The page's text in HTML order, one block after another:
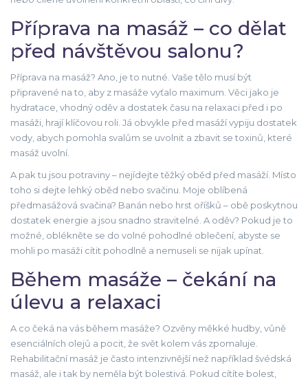
Příprava na masáž – co dělat
před návštěvou salonu?
Příprava na masáž? Ano, je to nutné. Vaše tělo musí být
připravené na to, aby z masáže vyťalo maximum. Věci jako je
hydratace, vhodný oděv a dostatek času na relaxaci před i po
masáži, hrají klíčovou roli. Já obvykle před masáží vypiju dostatek
vody, abych pomohla svalům se uvolnit a zbavit se toxinů, které
masáž uvolní.
A pak tu jsou potraviny – nejídejte těžký oběd před masáží. Místo
toho si dejte lehký oběd nebo svačinu. Moje oblíbená
předmasážová svačina? Banán nebo hrst oříšků – obě poskytnou
dostatek energie a jsou snadno stravitelné. A oděv? Pokud je to
možné, oblékněte se do volné pohodlné oblečení, abyste se
mohli po masáži cítit pohodlně a nemuseli se nijak upínat.
Během masáže – čekání na
úlevu a relaxaci
A co čeká na vás během masáže? Ozvěny měkké hudby, vůně
esenciálních olejů a pocit, že svět kolem vás zpomaluje.
Rehabilitační masáž je často intenzivnější než například švédská
masáž, ale i tak by neměla být bolestivá. Pokud cítíte bolest,